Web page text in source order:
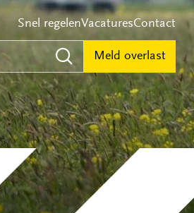
Snel regelenVacaturesContact
Zoeken
Meld overlast